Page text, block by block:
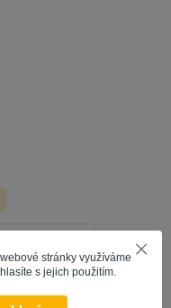
stránky využíváme
s jejich použitím.